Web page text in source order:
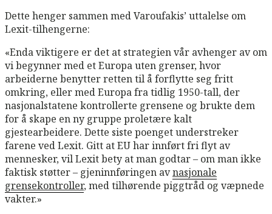
Dette henger sammen med Varoufakis’ uttalelse om
Lexit-tilhengerne:
«Enda viktigere er det at strategien vår avhenger av om
vi begynner med et Europa uten grenser, hvor
arbeiderne benytter retten til å forflytte seg fritt
omkring, eller med Europa fra tidlig 1950-tall, der
nasjonalstatene kontrollerte grensene og brukte dem
for å skape en ny gruppe proletære kalt
gjestearbeidere. Dette siste poenget understreker
farene ved Lexit. Gitt at EU har innført fri flyt av
mennesker, vil Lexit bety at man godtar – om man ikke
faktisk støtter – gjeninnføringen avnasjonale
grensekontroller, med tilhørende piggtråd og væpnede
vakter.»